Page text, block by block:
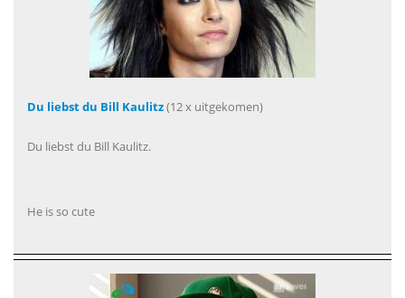
Du liebst du Bill Kaulitz(12 x uitgekomen)
Du liebst du Bill Kaulitz.
He is so cute